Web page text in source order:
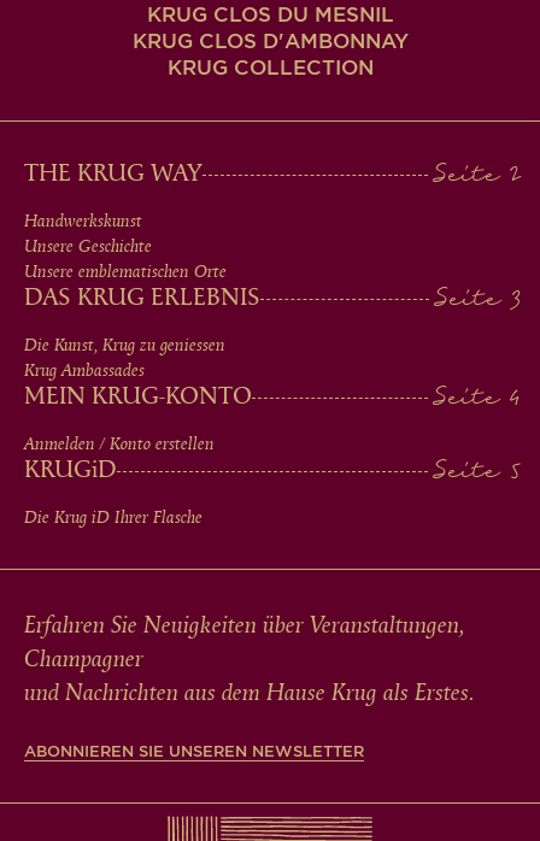
KRUG CLOS DU MESNIL
KRUG CLOS D'AMBONNAY
KRUG COLLECTION
MAIN
MEN
IN
FOOTER
THE KRUG WAY
Handwerkskunst
Unsere Geschichte
Unsere emblematischen Orte
DAS KRUG ERLEBNIS
Die Kunst, Krug zu geniessen
Krug Ambassades
MEIN KRUG-KONTO
Anmelden / Konto erstellen
KRUGiD
Die Krug iD Ihrer Flasche
Erfahren Sie Neuigkeiten über Veranstaltungen,
Champagner
und Nachrichten aus dem Hause Krug als Erstes.
ABONNIEREN SIE UNSEREN NEWSLETTER